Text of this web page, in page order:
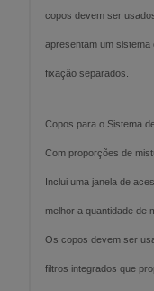
copos devem ser
apresentam um sistema
fixação separados.
Copos para o Sistema
Com proporções de
Inclui uma janela de
melhor a quantidade de
Os copos devem ser
filtros integrados que